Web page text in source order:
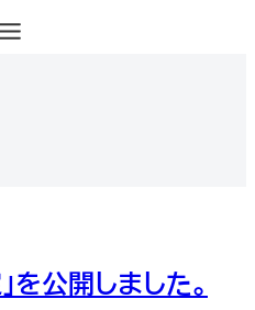
を公開しました。